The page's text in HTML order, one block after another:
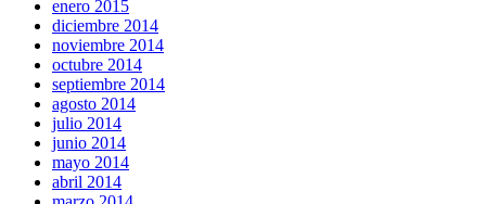
enero 2015
diciembre 2014
noviembre 2014
octubre 2014
septiembre 2014
agosto 2014
julio 2014
junio 2014
mayo 2014
abril 2014